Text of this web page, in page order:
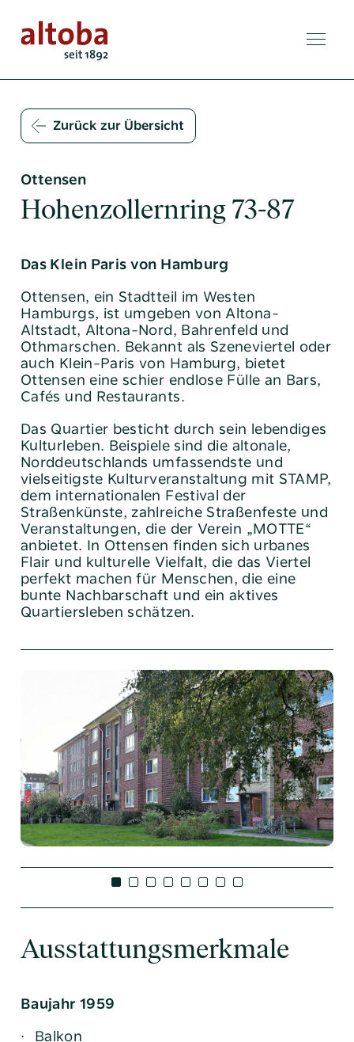
Tel:
040 / 38 90 10 – 0
E-Mail:
post@altoba.de
Wunschtermin vereinbaren
Zurück zur Übersicht
Ottensen
Hohenzollernring 73-87
Das Klein Paris von Hamburg
Ottensen, ein Stadtteil im Westen
Hamburgs, ist umgeben von Altona-
Altstadt, Altona-Nord, Bahrenfeld und
Othmarschen. Bekannt als Szeneviertel oder
auch Klein-Paris von Hamburg, bietet
Ottensen eine schier endlose Fülle an Bars,
Cafés und Restaurants.
Das Quartier besticht durch sein lebendiges
Kulturleben. Beispiele sind die altonale,
Norddeutschlands umfassendste und
vielseitigste Kulturveranstaltung mit STAMP,
dem internationalen Festival der
Straßenkünste, zahlreiche Straßenfeste und
Veranstaltungen, die der Verein „MOTTE“
anbietet. In Ottensen finden sich urbanes
Flair und kulturelle Vielfalt, die das Viertel
perfekt machen für Menschen, die eine
bunte Nachbarschaft und ein aktives
Quartiersleben schätzen.
Ausstattungsmerkmale
Baujahr 1959
Balkon